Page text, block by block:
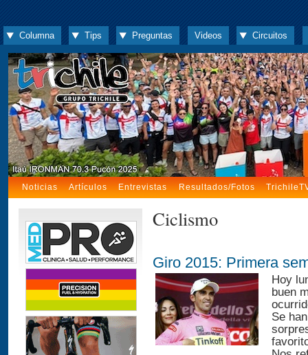
Columna Tips Preguntas Videos Circuitos
Noticias Artículos Entrevistas Resultados/Fotos
Ciclismo
Giro 2015: Primera
Hoy
buen
Se